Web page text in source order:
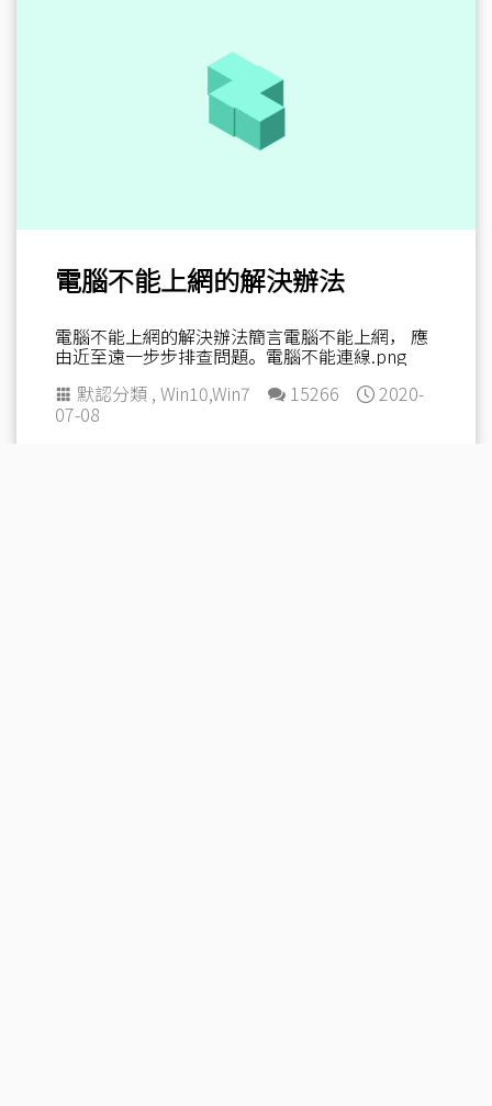
電腦不能上網的解決辦法
電腦不能上網的解決辦法簡言電腦不能上網， 應
由近至遠一步步排查問題。電腦不能連線.png
默認分類 , Win10,Win7 15266 2020-
07-08